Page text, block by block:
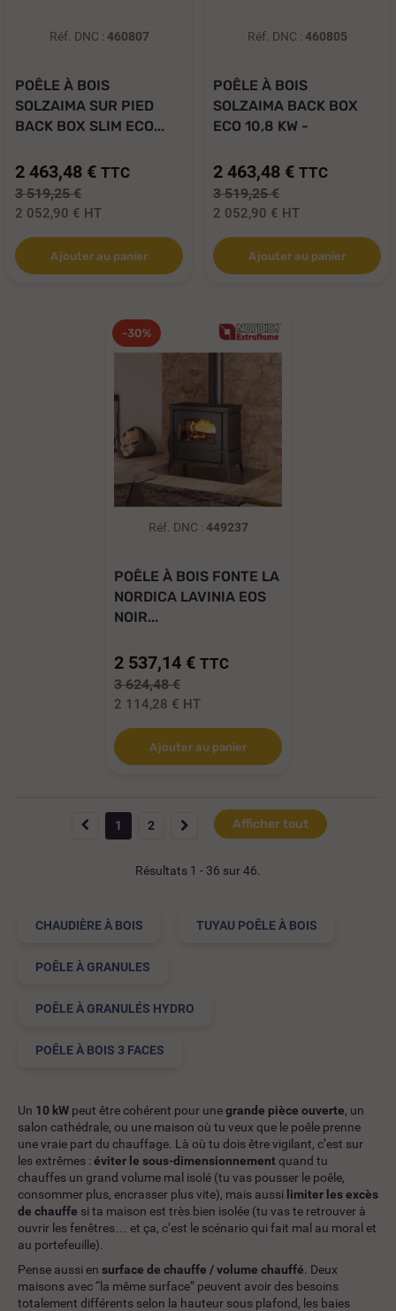
Réf. DNC : 460807
POÊLE À BOIS
SOLZAIMA SUR PIED
BACK BOX SLIM ECO...
2 463,48 € TTC
3 519,25 €
2 052,90 € HT
Ajouter au panier
Réf. DNC : 460805
POÊLE À BOIS
SOLZAIMA BACK BOX
ECO 10,8 KW -
2 463,48 € TTC
3 519,25 €
2 052,90 € HT
Ajouter au panier
-30%
Réf. DNC : 449237
POÊLE À BOIS FONTE LA
NORDICA LAVINIA EOS
NOIR...
2 537,14 € TTC
3 624,48 €
2 114,28 € HT
Ajouter au panier
Afficher tout
1 2
Résultats 1 - 36 sur 46.
CHAUDIÈRE À BOIS TUYAU POÊLE À BOIS
POÊLE À GRANULES
POÊLE À GRANULÉS HYDRO
POÊLE À BOIS 3 FACES
Un 10 kW peut être cohérent pour unegrande pièce ouverte, un
salon cathédrale, ou une maison où tu veux que le poêle prenne
une vraie part du chauffage. Là où tu dois être vigilant, c’est sur
les extrêmes :éviter le sous-dimensionnement quand tu
chauffes un grand volume mal isolé (tu vas pousser le poêle,
consommer plus, encrasser plus vite), mais aussi limiter les excès
de chauffe si ta maison est très bien isolée (tu vas te retrouver à
ouvrir les fenêtres… et ça, c’est le scénario qui fait mal au moral et
au portefeuille).
Pense aussi en surface de chauffe / volume chauffé. Deux
maisons avec “la même surface” peuvent avoir des besoins
totalement différents selon la hauteur sous plafond, les baies